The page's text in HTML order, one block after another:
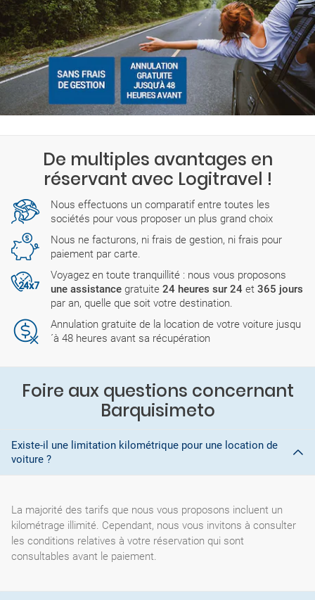
De multiples avantages en
réservant avec Logitravel !
Nous effectuons un comparatif entre toutes les
sociétés pour vous proposer un plus grand choix
Nous ne facturons, ni frais de gestion, ni frais pour
paiement par carte.
Voyagez en toute tranquillité : nous vous proposons
une assistance gratuite 24 heures sur 24 et 365 jours
par an, quelle que soit votre destination.
Annulation gratuite de la location de votre voiture jusqu
´à 48 heures avant sa récupération
Foire aux questions concernant
Barquisimeto
Existe-il une limitation kilométrique pour une location de
voiture ?
La majorité des tarifs que nous vous proposons incluent un
kilométrage illimité. Cependant, nous vous invitons à consulter
les conditions relatives à votre réservation qui sont
consultables avant le paiement.